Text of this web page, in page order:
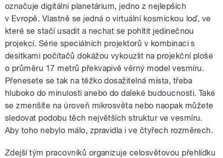
označuje digitální planetárium, jedno z nejlepších
v Evropě. Vlastně se jedná o virtuální kosmickou loď, ve
které se stačí usadit a nechat se pohltit jedinečnou
projekcí. Série speciálních projektorů v kombinaci s
desítkami počítačů dokážou vykouzlit na projekční ploše
o průměru 17 metrů překvapivě věrný model vesmíru.
Přenesete se tak na těžko dosažitelná místa, třeba
hluboko do minulosti anebo do daleké budoucnosti. Také
se zmenšíte na úroveň mikrosvěta nebo naopak můžete
sledovat podobu těch největších struktur ve vesmíru.
Aby toho nebylo málo, zpravidla i ve čtyřech rozměrech.
Zdejší tým pracovníků organizuje celosvětovou přehlídku